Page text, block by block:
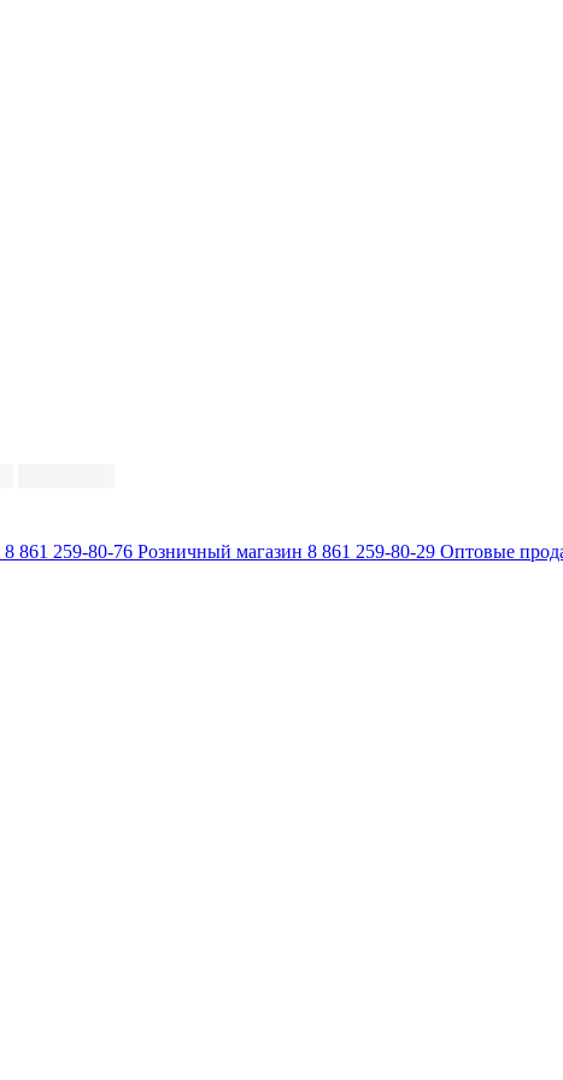
8 861 259-80-76 Розничный магазин 8 861 259-80-29 Оптовые